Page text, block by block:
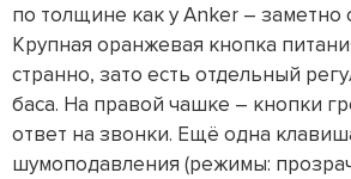
по толщине как у Anker – заметно
Крупная оранжевая кнопка
странно, зато есть отдельный
баса. На правой чашке – кнопки
ответ на звонки. Ещё одна
шумоподавления (режимы: